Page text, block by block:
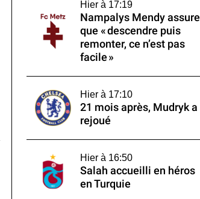
Hier à 17:19
Nampalys Mendy assure
que « descendre puis
remonter, ce n’est pas
facile »
Hier à 17:10
21 mois après, Mudryk a
rejoué
Hier à 16:50
Salah accueilli en héros
en Turquie